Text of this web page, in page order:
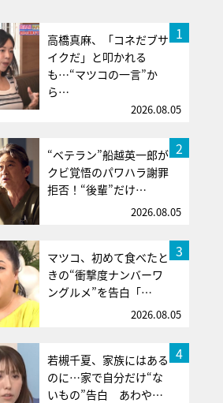
1
高橋真麻、「コネだブサ
イクだ」と叩かれる
も…“マツコの一言”か
ら…
2026.08.05
2
“ベテラン”船越英一郎が
クビ覚悟のパワハラ謝罪
拒否！“後輩”だけ…
2026.08.05
3
マツコ、初めて食べたと
きの“衝撃度ナンバーワ
ングルメ”を告白「…
2026.08.05
4
若槻千夏、家族にはある
のに…家で自分だけ“な
いもの”告白 あわや…